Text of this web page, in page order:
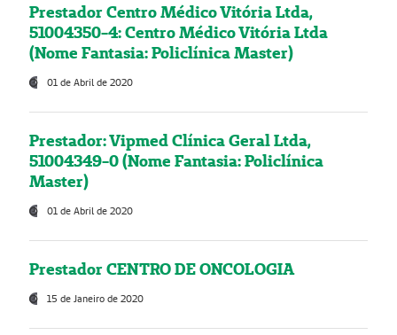
Prestador Centro Médico Vitória Ltda,
51004350-4: Centro Médico Vitória Ltda
(Nome Fantasia: Policlínica Master)
01 de Abril de 2020
Prestador: Vipmed Clínica Geral Ltda,
51004349-0 (Nome Fantasia: Policlínica
Master)
01 de Abril de 2020
Prestador CENTRO DE ONCOLOGIA
15 de Janeiro de 2020